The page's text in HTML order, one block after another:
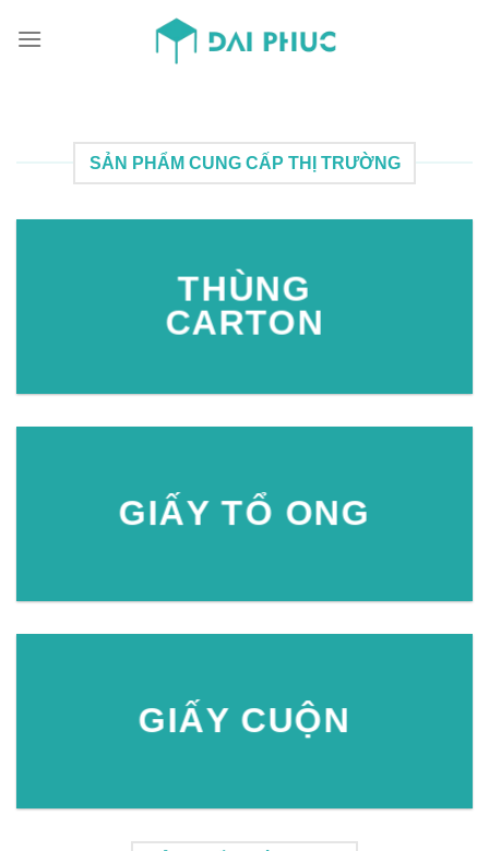
SẢN PHẨM CUNG CẤP THỊ TRƯỜNG
THÙNG
CARTON
GIẤY TỔ ONG
GIẤY CUỘN